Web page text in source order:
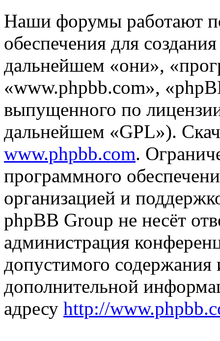
Наши форумы работают
обеспечения для
дальнейшем «они»,
«www.phpbb.com»,
выпущенного по
дальнейшем «GPL»).
www.phpbb.com.
программного
организацией и
phpBB Group не несёт
администрация
допустимого
дополнительной
адресу http://